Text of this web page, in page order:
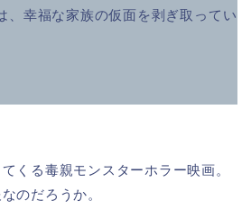
、幸福な家族の仮面を剥ぎ取ってい
くる毒親モンスターホラー映画。
のだろうか。